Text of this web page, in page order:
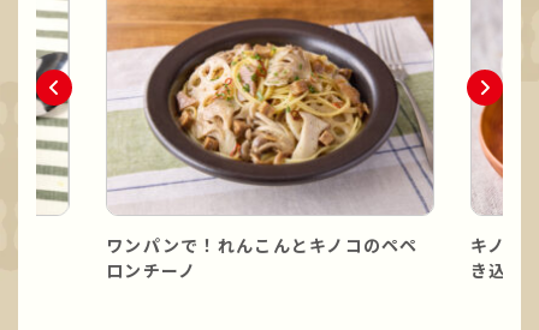
ワンパンで！れんこんとキノコのペペ
ロンチーノ
キノコ
き込み